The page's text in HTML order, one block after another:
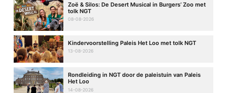
Zoë & Silos: De Desert Musical in Burgers’ Zoo met
tolk NGT
08-08-2026
Kindervoorstelling Paleis Het Loo met tolk NGT
13-08-2026
Rondleiding in NGT door de paleistuin van Paleis
Het Loo
14-08-2026